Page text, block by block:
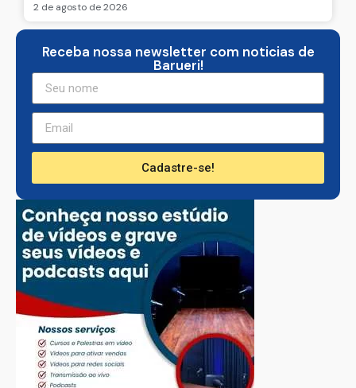
2 de agosto de 2026
Receba nossa newsletter com noticias de
Barueri!
Cadastre-se!